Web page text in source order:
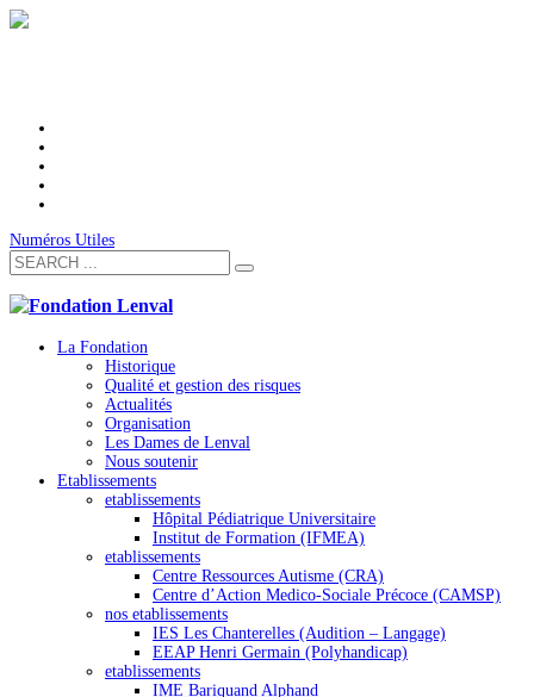
Numéros Utiles
La Fondation
Historique
Qualité et gestion des risques
Actualités
Organisation
Les Dames de Lenval
Nous soutenir
Etablissements
etablissements
Hôpital Pédiatrique Universitaire
Institut de Formation (IFMEA)
etablissements
Centre Ressources Autisme (CRA)
Centre d’Action Medico-Sociale Précoce (CAMSP)
nos etablissements
IES Les Chanterelles (Audition – Langage)
EEAP Henri Germain (Polyhandicap)
etablissements
IME Bariquand Alphand